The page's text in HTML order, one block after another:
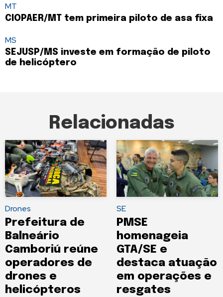
MT
CIOPAER/MT tem primeira piloto de asa fixa
MS
SEJUSP/MS investe em formação de piloto
de helicóptero
Relacionadas
Drones
Prefeitura de
Balneário
Camboriú reúne
operadores de
drones e
helicópteros
SE
PMSE
homenageia
GTA/SE e
destaca atuação
em operações e
resgates